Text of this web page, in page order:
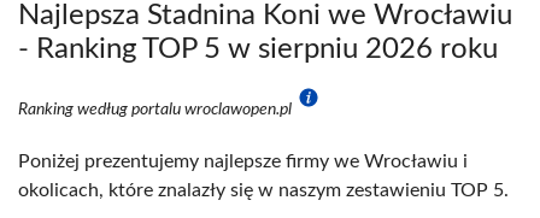
Najlepsza Stadnina Koni we Wrocławiu
- Ranking TOP 5 w sierpniu 2026 roku
Ranking według portalu wroclawopen.pl
Poniżej prezentujemy najlepsze firmy we Wrocławiu i
okolicach, które znalazły się w naszym zestawieniu TOP 5.